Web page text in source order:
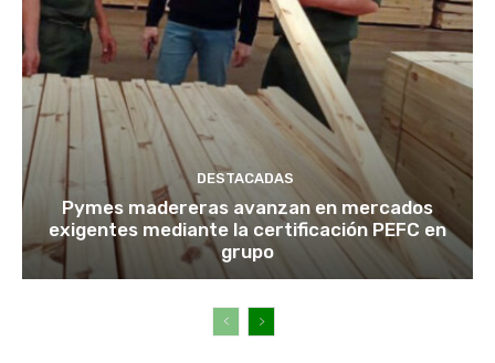
DESTACADAS
Pymes madereras avanzan en mercados
exigentes mediante la certificación PEFC en
grupo